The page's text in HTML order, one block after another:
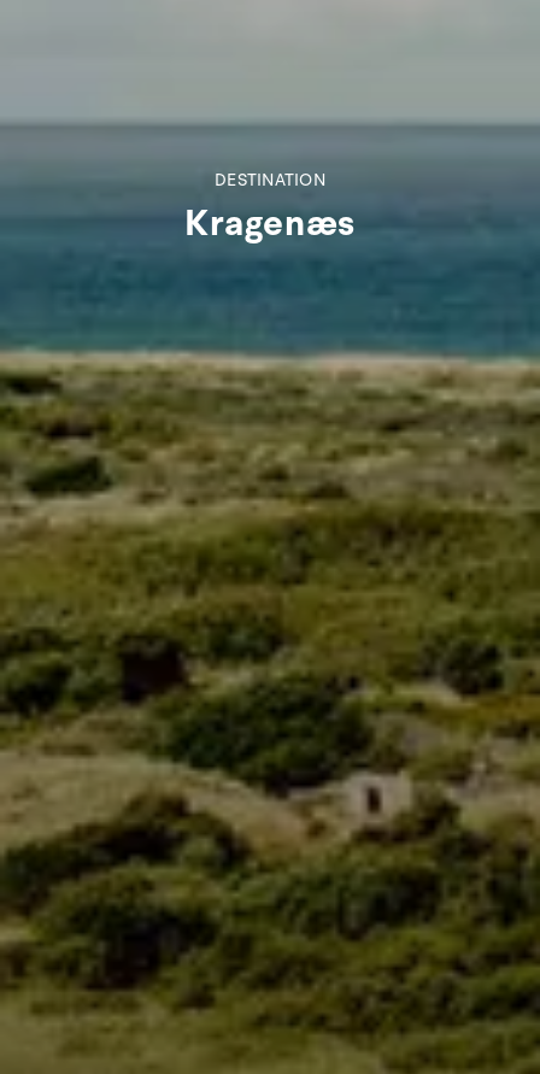
DESTINATION
Kragenæs